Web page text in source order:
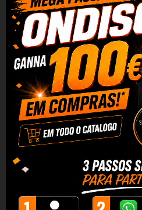
Balança de banheiro Surface
Precision EcoPower...
29,90 € 29,30 €
+ Adicionar